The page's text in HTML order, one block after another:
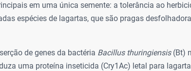
em uma única semente: a tolerância ao
espécies de lagartas, que são pragas
de genes da bactéria Bacillus thuringiensis(Bt)
uma proteína inseticida (Cry1Ac) letal para